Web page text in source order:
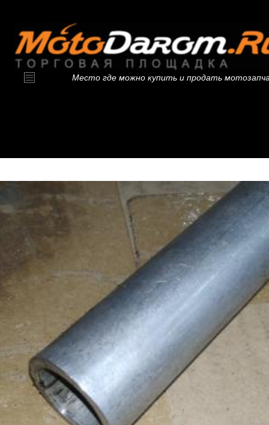
Место где можно купить и продать